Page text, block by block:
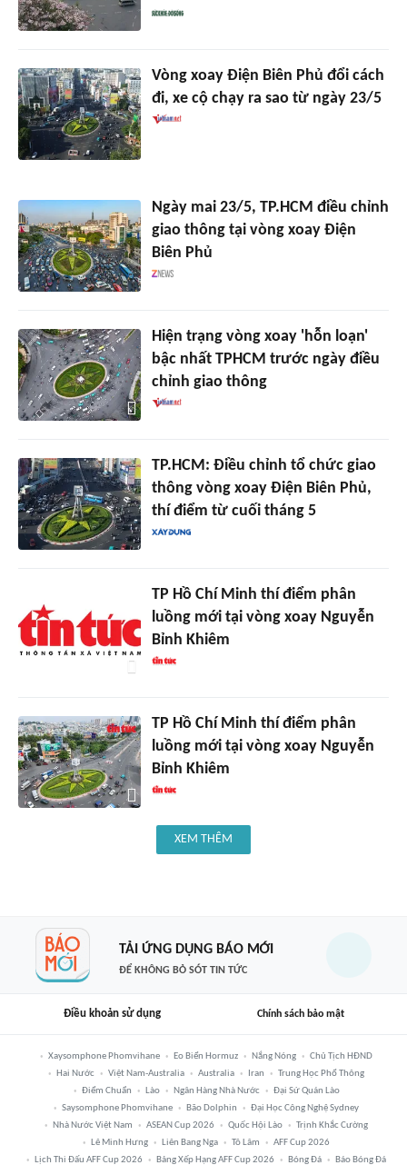
Vòng xoay Điện Biên Phủ đổi cách
đi, xe cộ chạy ra sao từ ngày 23/5
Ngày mai 23/5, TP.HCM điều chỉnh
giao thông tại vòng xoay Điện
Biên Phủ
Hiện trạng vòng xoay 'hỗn loạn'
bậc nhất TPHCM trước ngày điều
chỉnh giao thông
TP.HCM: Điều chỉnh tổ chức giao
thông vòng xoay Điện Biên Phủ,
thí điểm từ cuối tháng 5
TP Hồ Chí Minh thí điểm phân
luồng mới tại vòng xoay Nguyễn
Bỉnh Khiêm
TP Hồ Chí Minh thí điểm phân
luồng mới tại vòng xoay Nguyễn
Bỉnh Khiêm
XEM THÊM
TẢI ỨNG DỤNG BÁO MỚI
ĐỂ KHÔNG BỎ SÓT TIN TỨC
Điều khoản sử dụng Chính sách bảo mật
Xaysomphone Phomvihane Eo Biển Hormuz Nắng Nóng
Chủ Tịch HĐND
Hai Nước
Việt Nam-Australia Australia Iran
Trung Học Phổ Thông
Điểm Chuẩn
Lào Ngân Hàng Nhà Nước
Đại Sứ Quán Lào
Saysomphone Phomvihane
Bão Dolphin
Đại Học Công Nghệ Sydney
Nhà Nước Việt Nam
ASEAN Cup 2026 Quốc Hội Lào
Trịnh Khắc Cường
Lê Minh Hưng
Liên Bang Nga Tô Lâm
AFF Cup 2026
Lịch Thi Đấu AFF Cup 2026
Bảng Xếp Hạng AFF Cup 2026 Bóng Đá Báo Bóng Đá